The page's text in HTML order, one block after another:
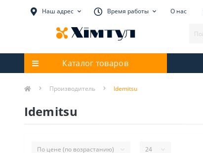
Наш адрес Время работы О нас
Каталог товаров
Производитель Idemitsu
Idemitsu